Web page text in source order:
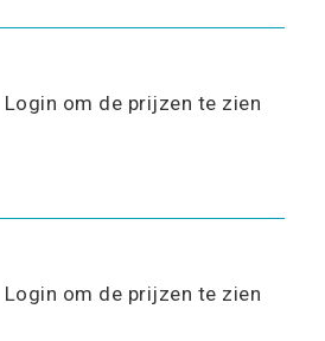
Login om de prijzen te zien
Login om de prijzen te zien